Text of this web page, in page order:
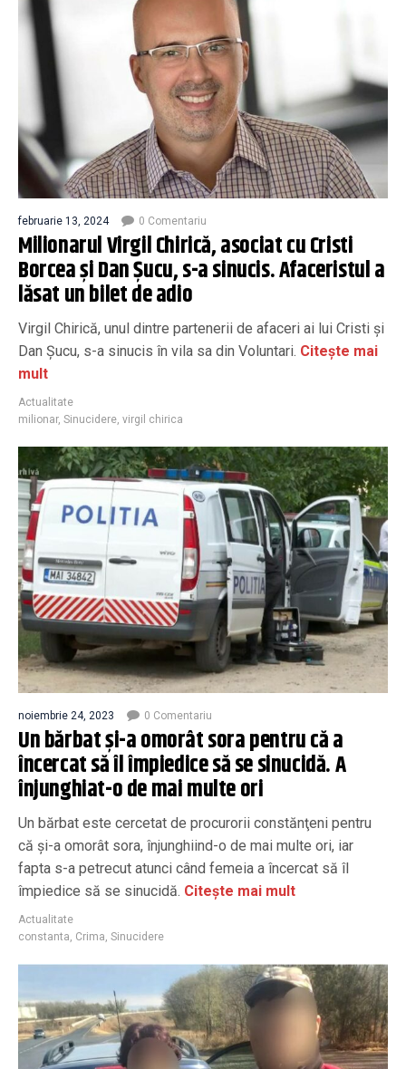
februarie 13, 2024 0 Comentariu
Milionarul Virgil Chirică, asociat cu Cristi
Borcea și Dan Șucu, s-a sinucis. Afaceristul a
lăsat un bilet de adio
Virgil Chirică, unul dintre partenerii de afaceri ai lui Cristi și
Dan Șucu, s-a sinucis în vila sa din Voluntari. Citește mai
mult
Actualitate
milionar, Sinucidere virgil chirica
noiembrie 24, 2023 0 Comentariu
Un bărbat și-a omorât sora pentru că a
încercat să îl împiedice să se sinucidă. A
înjunghiat-o de mai multe ori
Un bărbat este cercetat de procurorii constănţeni pentru
că şi-a omorât sora, înjunghiind-o de mai multe ori, iar
fapta s-a petrecut atunci când femeia a încercat să îl
împiedice să se sinucidă. Citește mai mult
Actualitate
constanta Crima Sinucidere